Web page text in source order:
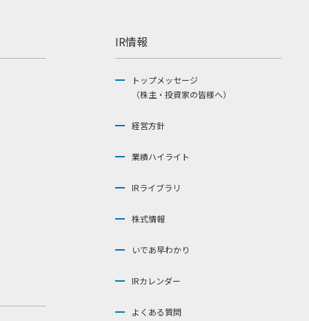
IR情報
トップメッセージ
（株主・投資家の皆様へ）
経営方針
業績ハイライト
IRライブラリ
株式情報
いであ早わかり
IRカレンダー
よくある質問